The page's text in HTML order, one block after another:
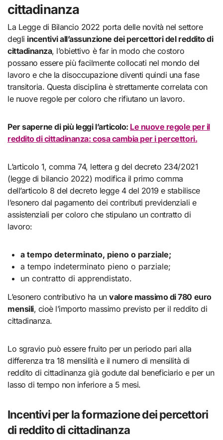
cittadinanza
La Legge di Bilancio 2022 porta delle novità nel settore
degli incentivi all’assunzione dei percettori del reddito di
cittadinanza, l’obiettivo è far in modo che costoro
possano essere più facilmente collocati nel mondo del
lavoro e che la disoccupazione diventi quindi una fase
transitoria. Questa disciplina è strettamente correlata con
le nuove regole per coloro che rifiutano un lavoro.
Per saperne di più leggi l’articolo: Le nuove regole per il
reddito di cittadinanza: cosa cambia per i percettori.
L’articolo 1, comma 74, lettera g del decreto 234/2021
(legge di bilancio 2022) modifica il primo comma
dell’articolo 8 del decreto legge 4 del 2019 e stabilisce
l’esonero dal pagamento dei contributi previdenziali e
assistenziali per coloro che stipulano un contratto di
lavoro:
a tempo determinato, pieno o parziale;
a tempo indeterminato pieno o parziale;
un contratto di apprendistato.
L’esonero contributivo ha unvalore massimo di 780 euro
mensili, cioè l’importo massimo previsto per il reddito di
cittadinanza.
Lo sgravio può essere fruito per un periodo pari alla
differenza tra 18 mensilità e il numero di mensilità di
reddito di cittadinanza già godute dal beneficiario e per un
lasso di tempo non inferiore a 5 mesi.
Incentivi per la formazione dei percettori
di reddito di cittadinanza